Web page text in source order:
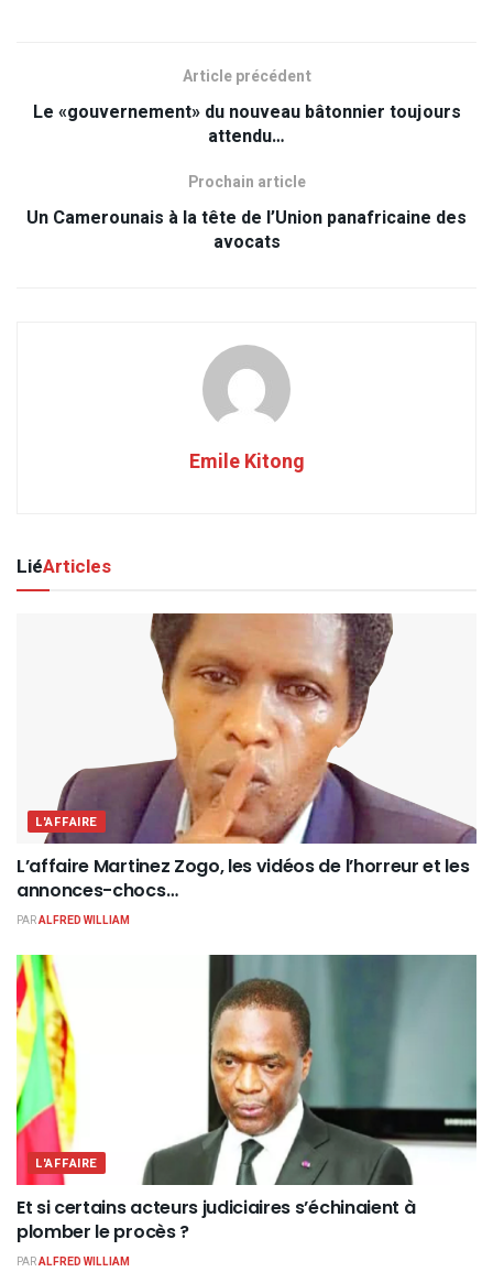
Article précédent
Le «gouvernement» du nouveau bâtonnier toujours
attendu…
Prochain article
Un Camerounais à la tête de l’Union panafricaine des
avocats
Emile Kitong
LiéArticles
L'AFFAIRE
L’affaire Martinez Zogo, les vidéos de l’horreur et les
annonces-chocs…
PARALFRED WILLIAM
L'AFFAIRE
Et si certains acteurs judiciaires s’échinaient à
plomber le procès ?
PARALFRED WILLIAM